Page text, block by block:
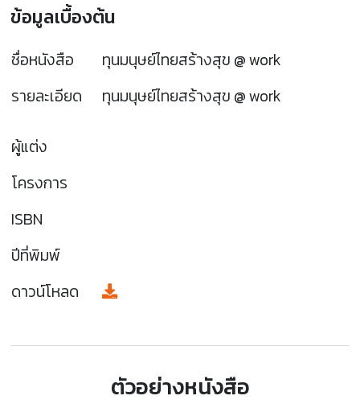
ข้อมูลเบื้องต้น
ชื่อหนังสือ
ทุนมนุษย์ไทยสร้างสุข @ work
รายละเอียด
ทุนมนุษย์ไทยสร้างสุข @ work
ผู้แต่ง
โครงการ
ISBN
ปีที่พิมพ์
ดาวน์โหลด
ตัวอย่างหนังสือ